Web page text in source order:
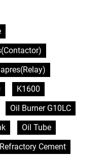
K1600
Oil Burner G10LC
Oil Tube
Refractory Cement